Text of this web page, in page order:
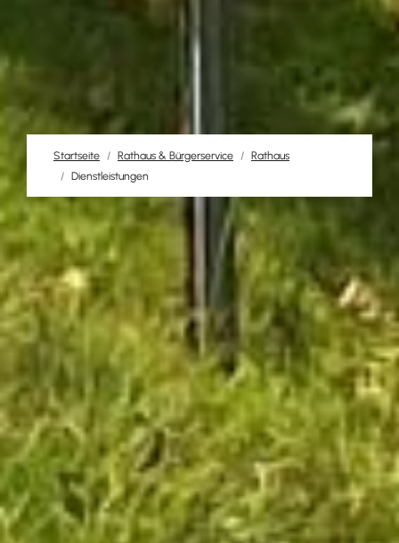
Startseite Rathaus & Bürgerservice
Rathaus
Dienstleistungen